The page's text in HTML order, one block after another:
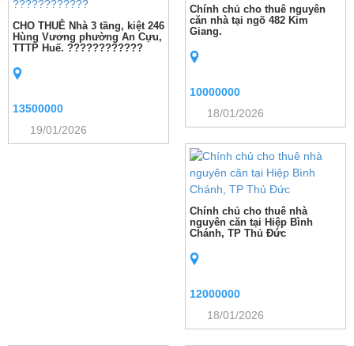
CHO THUÊ Nhà 3 tầng, kiệt 246
Hùng Vương phường An Cựu,
TTTP Huế. ????????????
13500000
19/01/2026
Chính chủ cho thuê nguyên
căn nhà tại ngõ 482 Kim
Giang.
10000000
18/01/2026
Chính chủ cho thuê nhà
nguyên căn tại Hiệp Bình
Chánh, TP Thủ Đức
12000000
18/01/2026